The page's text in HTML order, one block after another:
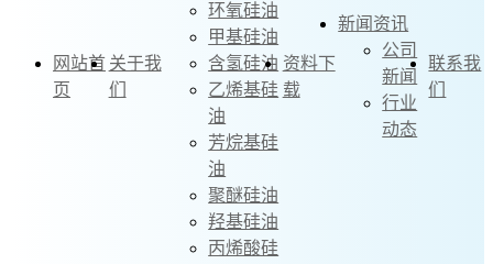
网站首
页
关于我
们
环氧硅油
甲基硅油
含氢硅油
乙烯基硅
油
芳烷基硅
油
聚醚硅油
羟基硅油
丙烯酸硅
资料下
载
新闻资讯
公司
新闻
行业
动态
联系我
们